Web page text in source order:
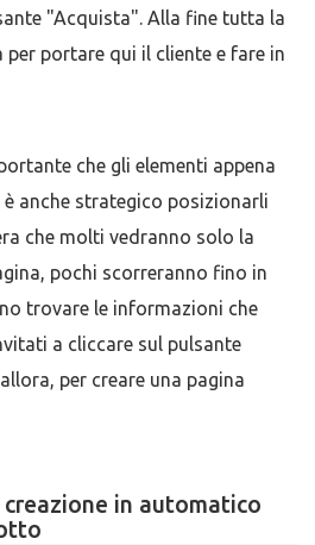
"Acquista". Alla fine tutta la
per portare qui il cliente e fare in
che gli elementi appena
anche strategico posizionarli
che molti vedranno solo la
pochi scorreranno fino in
trovare le informazioni che
a cliccare sul pulsante
per creare una pagina
in automatico